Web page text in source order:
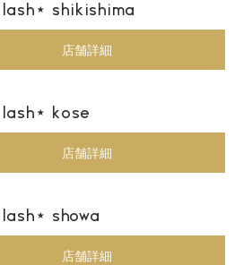
shikishima
店舗詳細
kose
店舗詳細
showa
店舗詳細